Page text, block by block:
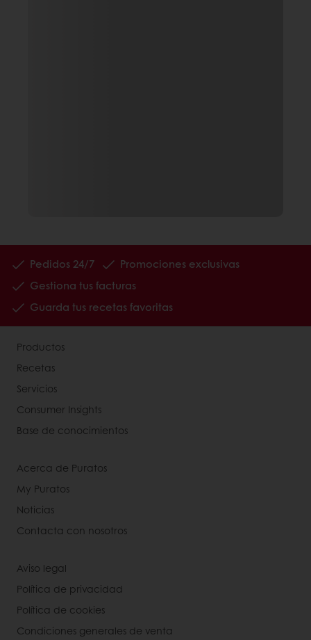
Pedidos 24/7
Promociones exclusivas
Gestiona tus facturas
Guarda tus recetas favoritas
Productos
Recetas
Servicios
Consumer Insights
Base de conocimientos
Acerca de Puratos
My Puratos
Noticias
Contacta con nosotros
Aviso legal
Política de privacidad
Política de cookies
Condiciones generales de venta